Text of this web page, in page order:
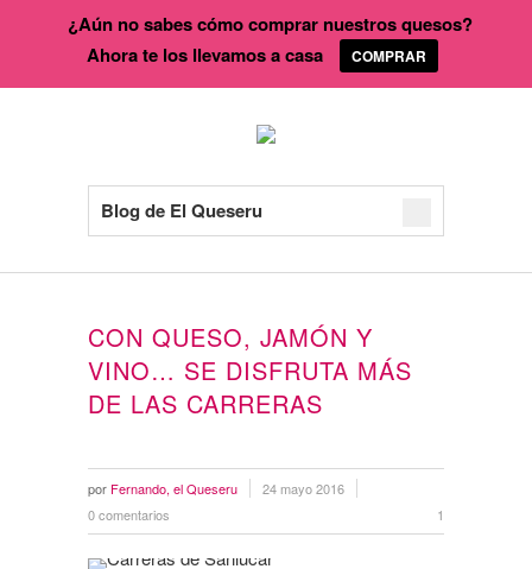
Blog de El Queseru
CON QUESO, JAMÓN Y
VINO… SE DISFRUTA MÁS
DE LAS CARRERAS
por Fernando, el Queseru
24 mayo 2016
0 comentarios
1
¿Aún no sabes cómo comprar nuestros quesos?
Ahora te los llevamos a casa
COMPRAR